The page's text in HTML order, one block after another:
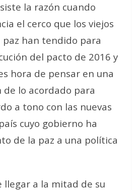
la razón cuando
el cerco que los viejos
paz han tendido para
del pacto de 2016 y
hora de pensar en una
lo acordado para
a tono con las nuevas
cuyo gobierno ha
de la paz a una política
llegar a la mitad de su